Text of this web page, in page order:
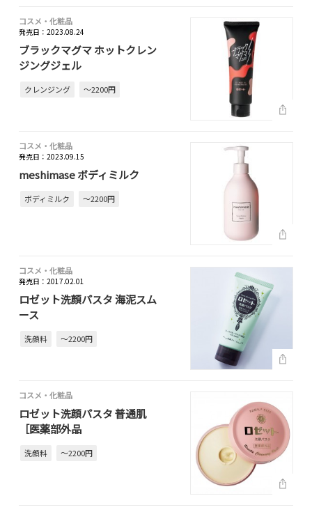
コスメ・化粧品
発売日：2023.08.24
ブラックマグマ ホットクレン
ジングジェル
クレンジング ～2200円
コスメ・化粧品
発売日：2023.09.15
meshimase ボディミルク
ボディミルク ～2200円
コスメ・化粧品
発売日：2017.02.01
ロゼット洗顔パスタ 海泥スム
ース
洗顔料 ～2200円
コスメ・化粧品
ロゼット洗顔パスタ 普通肌
［医薬部外品
洗顔料 ～2200円